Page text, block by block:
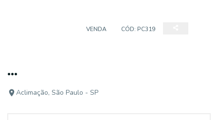
VENDA CÓD: PC319
...
Aclimação, São Paulo - SP